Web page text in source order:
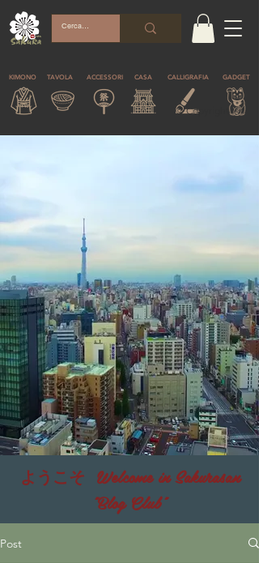
KIMONO TAVOLA ACCESSORI CASA CALLIGRAFIA GADGET
© Copyright
ようこそ Welcome in Sakurasan
"Blog Club"
Post